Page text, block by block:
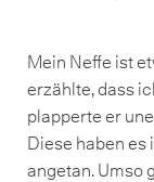
Mein Neffe ist
erzählte, dass
plapperte er
Diese haben es
angetan. Umso